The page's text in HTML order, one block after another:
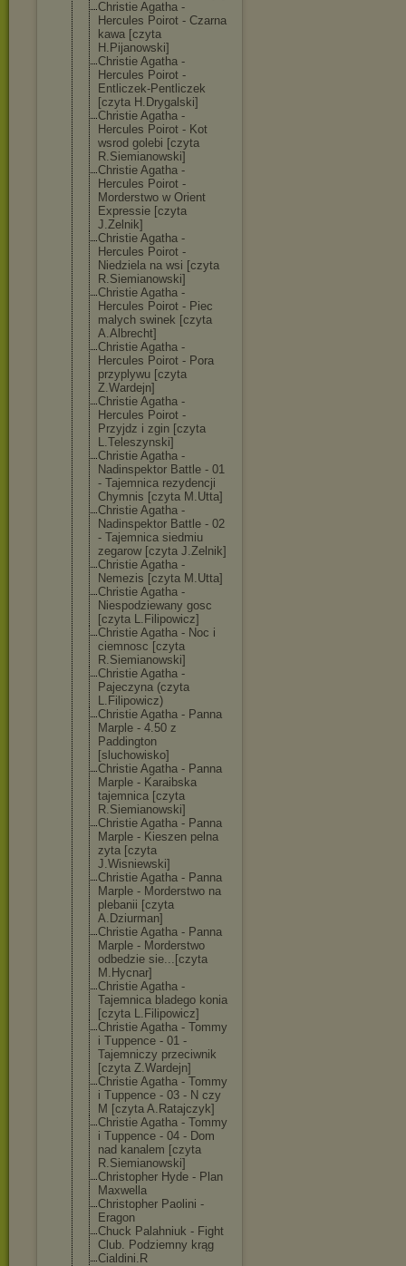
Christie Agatha -
Hercules Poirot - Czarna
kawa [czyta
H.Pijanowski]
Christie Agatha -
Hercules Poirot -
Entliczek-Pent liczek
[czyta H.Drygalski]
Christie Agatha -
Hercules Poirot - Kot
wsrod golebi [czyta
R.Siemianowski]
Christie Agatha -
Hercules Poirot -
Morderstwo w Orient
Expressie [czyta
J.Zelnik]
Christie Agatha -
Hercules Poirot -
Niedziela na wsi [czyta
R.Siemianowski]
Christie Agatha -
Hercules Poirot - Piec
malych swinek [czyta
A.Albrecht]
Christie Agatha -
Hercules Poirot - Pora
przyplywu [czyta
Z.Wardejn]
Christie Agatha -
Hercules Poirot -
Przyjdz i zgin [czyta
L.Teleszynski]
Christie Agatha -
Nadinspektor Battle - 01
- Tajemnica rezydencji
Chymnis [czyta M.Utta]
Christie Agatha -
Nadinspektor Battle - 02
- Tajemnica siedmiu
zegarow [czyta J.Zelnik]
Christie Agatha -
Nemezis [czyta M.Utta]
Christie Agatha -
Niespodziewany gosc
[czyta L.Filipowicz]
Christie Agatha - Noc i
ciemnosc [czyta
R.Siemianowski]
Christie Agatha -
Pajeczyna (czyta
L.Filipowicz)
Christie Agatha - Panna
Marple - 4.50 z
Paddington
[sluchowisko]
Christie Agatha - Panna
Marple - Karaibska
tajemnica [czyta
R.Siemianowski]
Christie Agatha - Panna
Marple - Kieszen pelna
zyta [czyta
J.Wisniewski]
Christie Agatha - Panna
Marple - Morderstwo na
plebanii [czyta
A.Dziurman]
Christie Agatha - Panna
Marple - Morderstwo
odbedzie sie...[czyta
M.Hycnar]
Christie Agatha -
Tajemnica bladego konia
[czyta L.Filipowicz]
Christie Agatha - Tommy
i Tuppence - 01 -
Tajemniczy przeciwnik
[czyta Z.Wardejn]
Christie Agatha - Tommy
i Tuppence - 03 - N czy
M [czyta A.Ratajczyk]
Christie Agatha - Tommy
i Tuppence - 04 - Dom
nad kanalem [czyta
R.Siemianowski]
Christopher Hyde - Plan
Maxwella
Christopher Paolini -
Eragon
Chuck Palahniuk - Fight
Club. Podziemny krąg
Cialdini.R